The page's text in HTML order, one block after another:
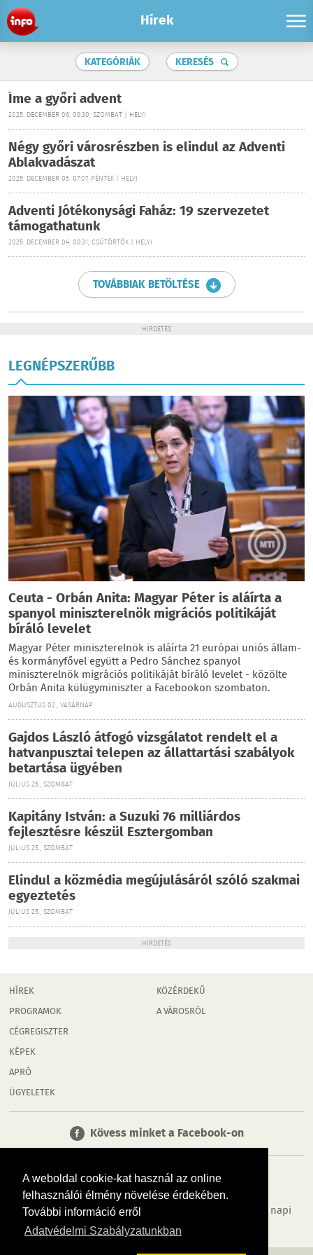
A weboldal cookie-kat használ az online
felhasználói élmény növelése érdekében.
További információ erről
Adatvédelmi Szabályzatunkban
Hírek
KATEGÓRIÁK KERESÉS
Íme a győri advent
2025. DECEMBER 06. 08:30, SZOMBAT | HELYI
Négy győri városrészben is elindul az Adventi
Ablakvadászat
2025. DECEMBER 05. 07:07, PÉNTEK | HELYI
Adventi Jótékonysági Faház: 19 szervezetet
támogathatunk
2025. DECEMBER 04. 08:31, CSÜTÖRTÖK | HELYI
TOVÁBBIAK BETÖLTÉSE
HIRDETÉS
LEGNÉPSZERŰBB
Ceuta - Orbán Anita: Magyar Péter is aláírta a
spanyol miniszterelnök migrációs politikáját
bíráló levelet
Magyar Péter miniszterelnök is aláírta 21 európai uniós állam-
és kormányfővel együtt a Pedro Sánchez spanyol
miniszterelnök migrációs politikáját bíráló levelet - közölte
Orbán Anita külügyminiszter a Facebookon szombaton.
AUGUSZTUS 02., VASÁRNAP
Gajdos László átfogó vizsgálatot rendelt el a
hatvanpusztai telepen az állattartási szabályok
betartása ügyében
JÚLIUS 25., SZOMBAT
Kapitány István: a Suzuki 76 milliárdos
fejlesztésre készül Esztergomban
JÚLIUS 25., SZOMBAT
Elindul a közmédia megújulásáról szóló szakmai
egyeztetés
JÚLIUS 25., SZOMBAT
HIRDETÉS
HÍREK
PROGRAMOK
CÉGREGISZTER
KÉPEK
APRÓ
ÜGYELETEK
KÖZÉRDEKŰ
A VÁROSRÓL
Kövess minket a Facebook-on
Tudj meg többet városodról! Hírek, programok, képek, napi
menü, cégek…. és minden, ami Győr